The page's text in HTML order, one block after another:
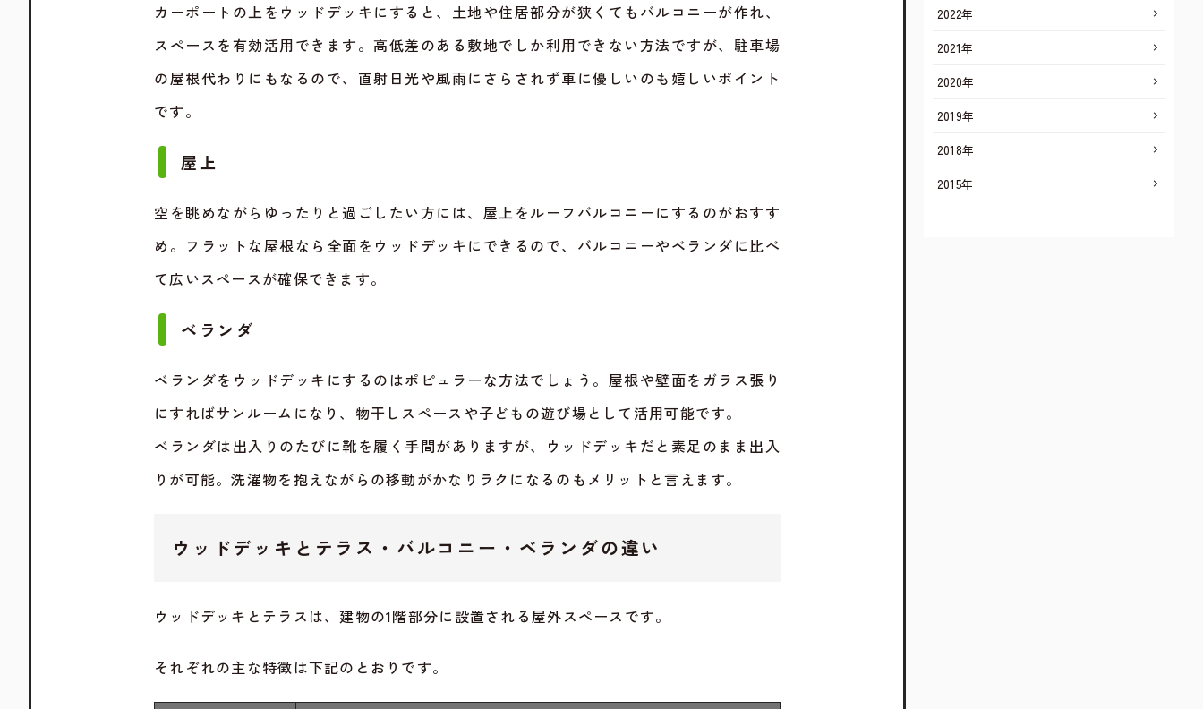
カーポートの上をウッドデッキにすると、土地や住居部分が狭くてもバルコニーが作れ、
スペースを有効活用できます。高低差のある敷地でしか利用できない方法ですが、駐車場
の屋根代わりにもなるので、直射日光や風雨にさらされず車に優しいのも嬉しいポイント
です。
屋上
空を眺めながらゆったりと過ごしたい方には、屋上をルーフバルコニーにするのがおすす
め。フラットな屋根なら全面をウッドデッキにできるので、バルコニーやベランダに比べ
て広いスペースが確保できます。
ベランダ
ベランダをウッドデッキにするのはポピュラーな方法でしょう。屋根や壁面をガラス張り
にすればサンルームになり、物干しスペースや子どもの遊び場として活用可能です。
ベランダは出入りのたびに靴を履く手間がありますが、ウッドデッキだと素足のまま出入
りが可能。洗濯物を抱えながらの移動がかなりラクになるのもメリットと言えます。
ウッドデッキとテラス・バルコニー・ベランダの違い
ウッドデッキとテラスは、建物の1階部分に設置される屋外スペースです。
それぞれの主な特徴は下記のとおりです。
2022年
2021年
2020年
2019年
2018年
2015年